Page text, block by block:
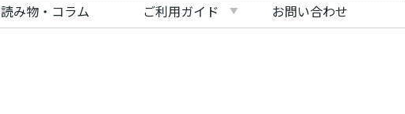
読み物・コラム ご利用ガイド お問い合わせ